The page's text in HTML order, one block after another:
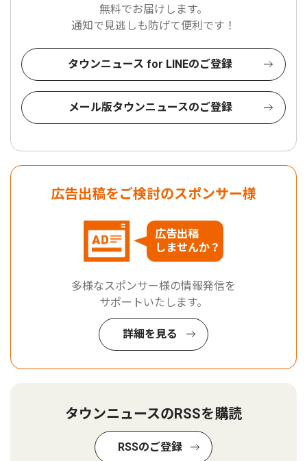
無料でお届けします。
通知で見逃しも防げて便利です！
タウンニュース for LINEのご登録
メール版タウンニュースのご登録
広告出稿をご検討のスポンサー様
広告出稿
しませんか？
多様なスポンサー様の情報発信を
サポートいたします。
詳細を見る
タウンニュースのRSSを購読
RSSのご登録